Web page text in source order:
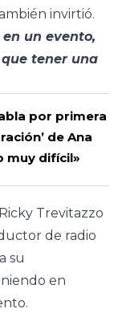
invirtió.
un evento,
tener una
por primera
de Ana
muy difícil»
Trevitazzo
de radio
su
en